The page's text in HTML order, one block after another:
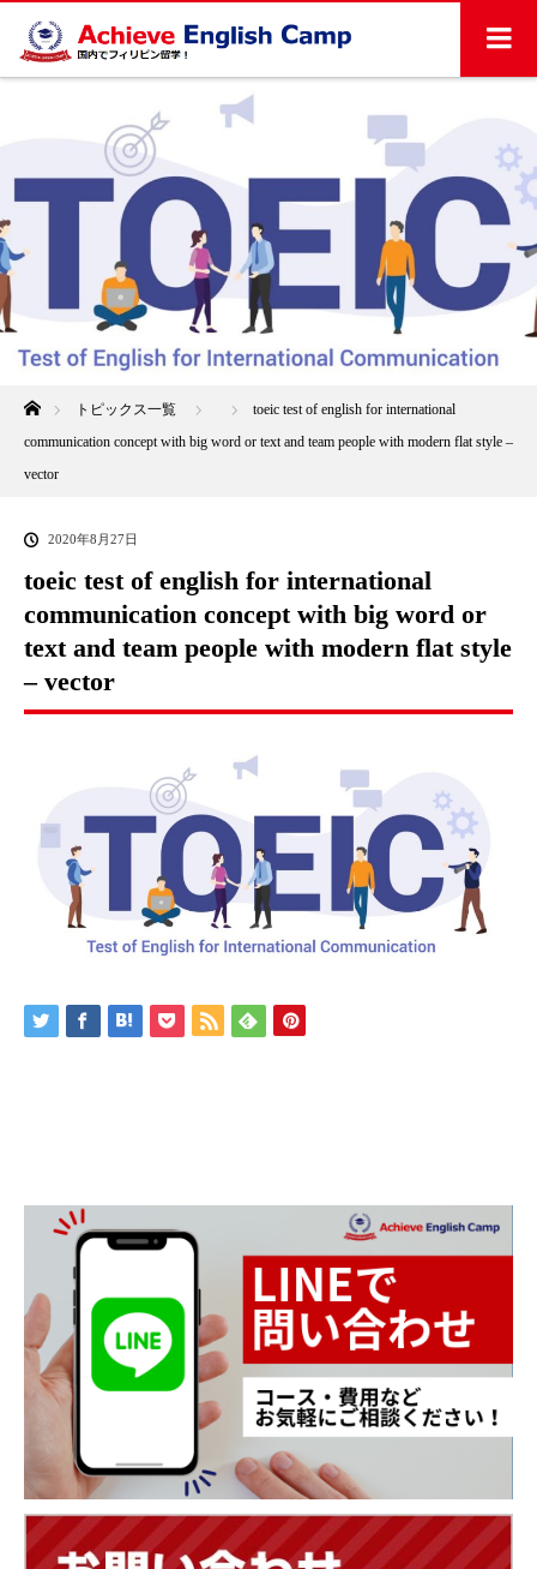
ホームトピックス一覧
toeic test of english for international
communication concept with big word or text and team people with modern flat style –
vector
2020年8月27日
toeic test of english for international
communication concept with big word or
text and team people with modern flat style
– vector